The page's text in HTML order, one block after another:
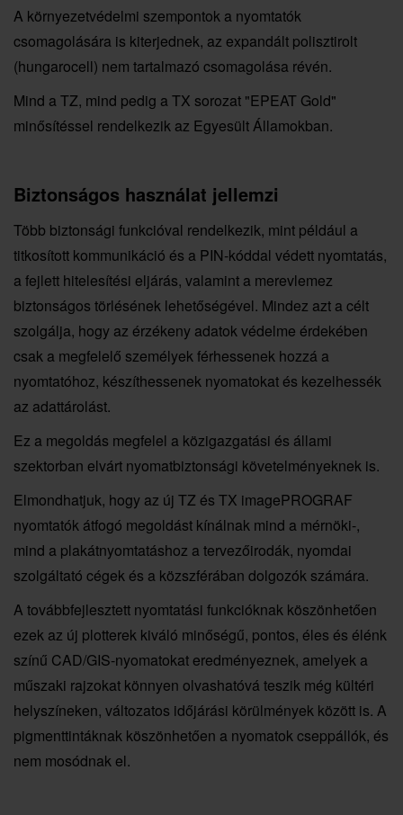
A környezetvédelmi szempontok a nyomtatók
csomagolására is kiterjednek, az expandált polisztirolt
(hungarocell) nem tartalmazó csomagolása révén.
Mind a TZ, mind pedig a TX sorozat "EPEAT Gold"
minősítéssel rendelkezik az Egyesült Államokban.
Biztonságos használat jellemzi
Több biztonsági funkcióval rendelkezik, mint például a
titkosított kommunikáció és a PIN-kóddal védett nyomtatás,
a fejlett hitelesítési eljárás, valamint a merevlemez
biztonságos törlésének lehetőségével. Mindez azt a célt
szolgálja, hogy az érzékeny adatok védelme érdekében
csak a megfelelő személyek férhessenek hozzá a
nyomtatóhoz, készíthessenek nyomatokat és kezelhessék
az adattárolást.
Ez a megoldás megfelel a közigazgatási és állami
szektorban elvárt nyomatbiztonsági követelményeknek is.
Elmondhatjuk, hogy az új TZ és TX imagePROGRAF
nyomtatók átfogó megoldást kínálnak mind a mérnöki-,
mind a plakátnyomtatáshoz a tervezőirodák, nyomdai
szolgáltató cégek és a közszférában dolgozók számára.
A továbbfejlesztett nyomtatási funkcióknak köszönhetően
ezek az új plotterek kiváló minőségű, pontos, éles és élénk
színű CAD/GIS-nyomatokat eredményeznek, amelyek a
műszaki rajzokat könnyen olvashatóvá teszik még kültéri
helyszíneken, változatos időjárási körülmények között is. A
pigmenttintáknak köszönhetően a nyomatok cseppállók, és
nem mosódnak el.